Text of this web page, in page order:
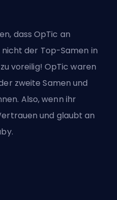
dass OpTic an
der Top-Samen in
voreilig! OpTic waren
zweite Samen und
Also, wenn ihr
und glaubt an